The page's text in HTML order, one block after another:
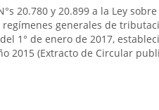
20.780 y 20.899 a la Ley
generales de
1° de enero de 2017,
2015 (Extracto de Circular